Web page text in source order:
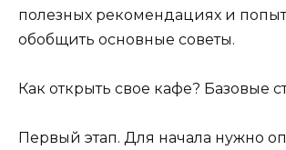
полезных рекомендациях и
обобщить основные советы.
Как открыть свое кафе? Базовые
Первый этап. Для начала нужно